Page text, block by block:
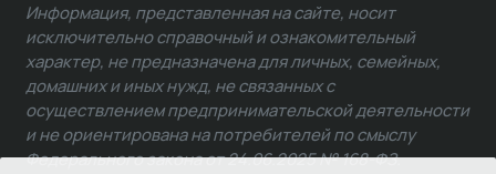
Информация, представленная на сайте, носит
исключительно справочный и ознакомительный
характер, не предназначена для личных, семейных,
домашних и иных нужд, не связанных с
осуществлением предпринимательской деятельности
и не ориентирована на потребителей по смыслу
Федерального закона от 24.06.2025 № 168-ФЗ.